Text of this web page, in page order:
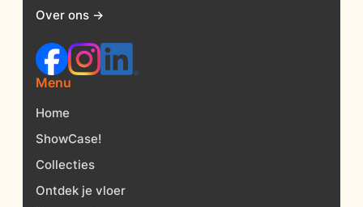
Over ons →
Menu
Home
ShowCase!
Collecties
Ontdek je vloer